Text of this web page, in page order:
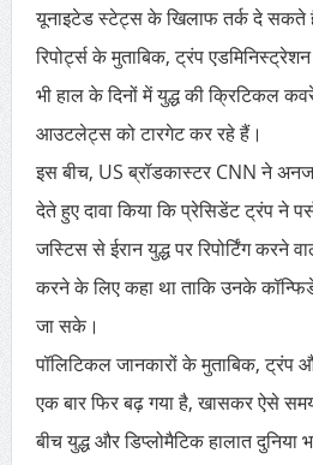
यूनाइटेड स्टेट्स के खिलाफ तर्क दे सकते
रिपोर्ट्स के मुताबिक, ट्रंप
भी हाल के दिनों में युद्ध की क्रिटिकल
आउटलेट्स को टारगेट कर रहे हैं।
इस बीच, US ब्रॉडकास्टर CNN ने
देते हुए दावा किया कि प्रेसिडेंट ट्रंप ने
जस्टिस से ईरान युद्ध पर रिपोर्टिंग करने
करने के लिए कहा था ताकि उनके
जा सके।
पॉलिटिकल जानकारों के मुताबिक, ट्रंप
एक बार फिर बढ़ गया है, खासकर ऐसे
बीच युद्ध और डिप्लोमैटिक हालात